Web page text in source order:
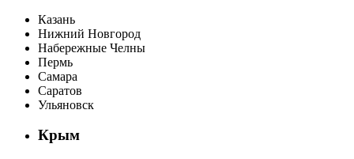
Казань
Нижний Новгород
Набережные Челны
Пермь
Самара
Саратов
Ульяновск
Крым